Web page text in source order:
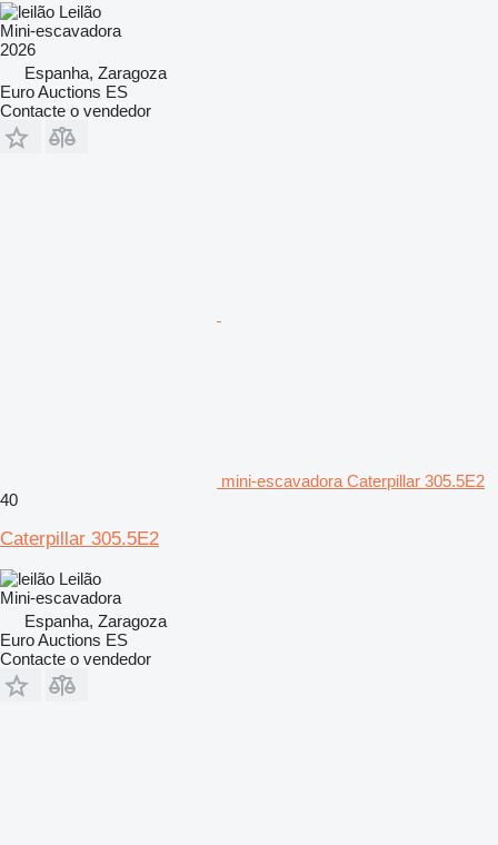
Leilão
Mini-escavadora
2026
Espanha, Zaragoza
Euro Auctions ES
Contacte o vendedor
mini-escavadora Caterpillar 305.5E2
40
Caterpillar 305.5E2
Leilão
Mini-escavadora
Espanha, Zaragoza
Euro Auctions ES
Contacte o vendedor